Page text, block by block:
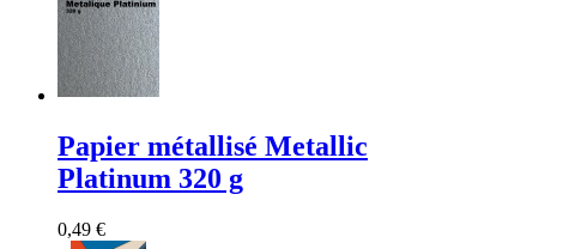
Papier métallisé Metallic
Platinum 320 g
0,49 €